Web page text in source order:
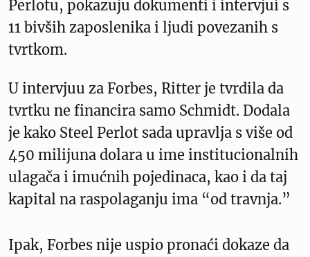
Perlotu, pokazuju dokumenti i intervjui s
11 bivših zaposlenika i ljudi povezanih s
tvrtkom.
U intervjuu za Forbes, Ritter je tvrdila da
tvrtku ne financira samo Schmidt. Dodala
je kako Steel Perlot sada upravlja s više od
450 milijuna dolara u ime institucionalnih
ulagača i imućnih pojedinaca, kao i da taj
kapital na raspolaganju ima “od travnja.”
Ipak, Forbes nije uspio pronaći dokaze da